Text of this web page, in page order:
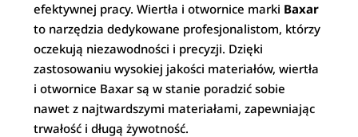
efektywnej pracy. Wiertła i otwornice marki Baxar
to narzędzia dedykowane profesjonalistom, którzy
oczekują niezawodności i precyzji. Dzięki
zastosowaniu wysokiej jakości materiałów, wiertła
i otwornice Baxar są w stanie poradzić sobie
nawet z najtwardszymi materiałami, zapewniając
trwałość i długą żywotność.